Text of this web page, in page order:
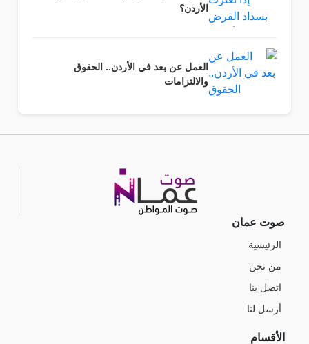
الأردن؟
العمل عن بعد في الأردن.. الحقوق
والالتزامات
صوت عمان
الرئيسية
من نحن
اتصل بنا
أرسل لنا
الأقسام